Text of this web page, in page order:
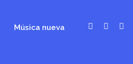
Música nueva